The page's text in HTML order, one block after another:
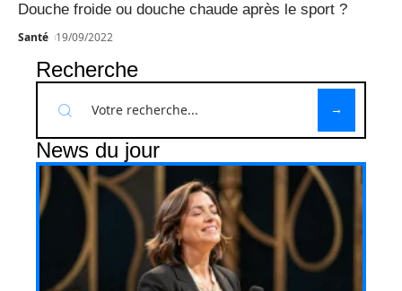
Douche froide ou douche chaude après le sport ?
Santé 19/09/2022
Recherche
News du jour